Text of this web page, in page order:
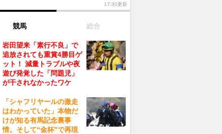
17:30更新
競馬 総合
岩田望来「素行不良」で
追放されても重賞4勝目ゲ
ット！ 減量トラブルや夜
遊び発覚した「問題児」
が干されなかったワケ
「シャフリヤールの激走
はわかっていた」本物だ
けが知る有馬記念裏事
情。そして“金杯”で再現